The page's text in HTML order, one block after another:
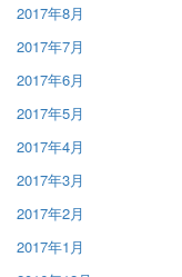
2017年8月
2017年7月
2017年6月
2017年5月
2017年4月
2017年3月
2017年2月
2017年1月